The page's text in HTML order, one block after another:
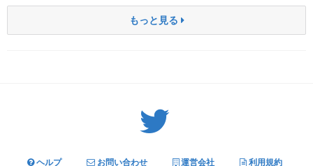
もっと見る
ヘルプ お問い合わせ 運営会社 利用規約